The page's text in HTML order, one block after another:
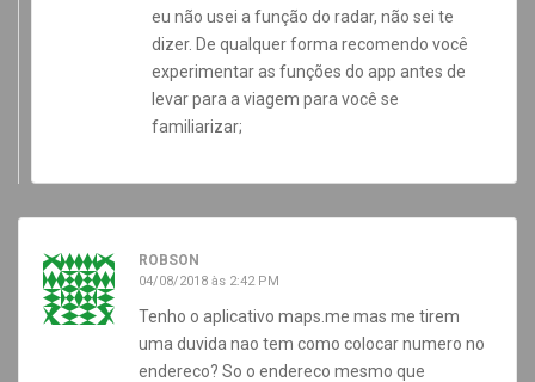
eu não usei a função do radar, não sei te
dizer. De qualquer forma recomendo você
experimentar as funções do app antes de
levar para a viagem para você se
familiarizar;
ROBSON
04/08/2018 às 2:42 PM
Tenho o aplicativo maps.me mas me tirem
uma duvida nao tem como colocar numero no
endereco? So o endereco mesmo que